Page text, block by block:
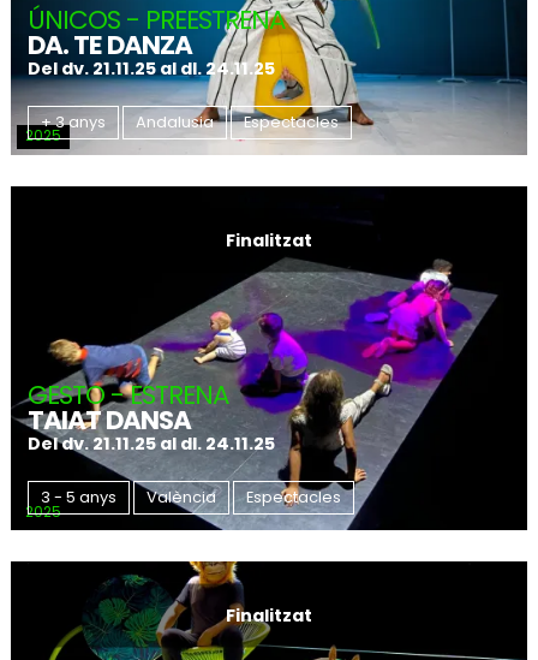
2025
ÚNICOS - PREESTRENA
DA. TE DANZA
Del dv. 21.11.25 al dl. 24.11.25
+ 3 anys Andalusia Espectacles
Finalitzat
2025
GESTO - ESTRENA
TAIAT DANSA
Del dv. 21.11.25al dl. 24.11.25
3 - 5 anys València Espectacles
Finalitzat